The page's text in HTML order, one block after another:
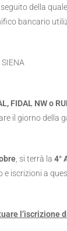
della
bancario
FIDAL NW o
il giorno della
, si terrà la 4°
e iscrizioni a
l’iscrizione